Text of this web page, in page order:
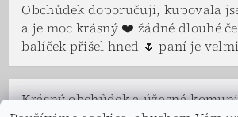
Obchůdek doporučuji, kupovala
a je moc krásný ❤️ žádné dlouhé
balíček přišel hned 🌷 paní je
Krásný obchůdek a úžasná